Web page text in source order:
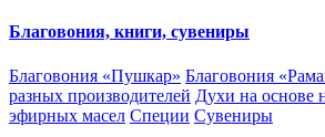
Благовония, книги, сувениры
Благовония «Пушкар» Благовония
разных производителей Духи на основе
эфирных масел Специи Сувениры